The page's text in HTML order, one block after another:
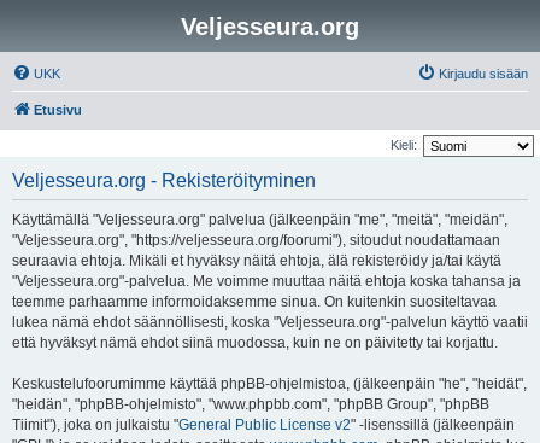
Veljesseura.org
UKK Kirjaudu sisään
Etusivu
Kieli:
Veljesseura.org - Rekisteröityminen
Käyttämällä "Veljesseura.org" palvelua (jälkeenpäin "me", "meitä", "meidän",
"Veljesseura.org", "https://veljesseura.org/foorumi"), sitoudut noudattamaan
seuraavia ehtoja. Mikäli et hyväksy näitä ehtoja, älä rekisteröidy ja/tai käytä
"Veljesseura.org"-palvelua. Me voimme muuttaa näitä ehtoja koska tahansa ja
teemme parhaamme informoidaksemme sinua. On kuitenkin suositeltavaa
lukea nämä ehdot säännöllisesti, koska "Veljesseura.org"-palvelun käyttö vaatii
että hyväksyt nämä ehdot siinä muodossa, kuin ne on päivitetty tai korjattu.
Keskustelufoorumimme käyttää phpBB-ohjelmistoa, (jälkeenpäin "he", "heidät",
"heidän", "phpBB-ohjelmisto", "www.phpbb.com", "phpBB Group", "phpBB
Tiimit"), joka on julkaistu "General Public License v2" -lisenssillä (jälkeenpäin